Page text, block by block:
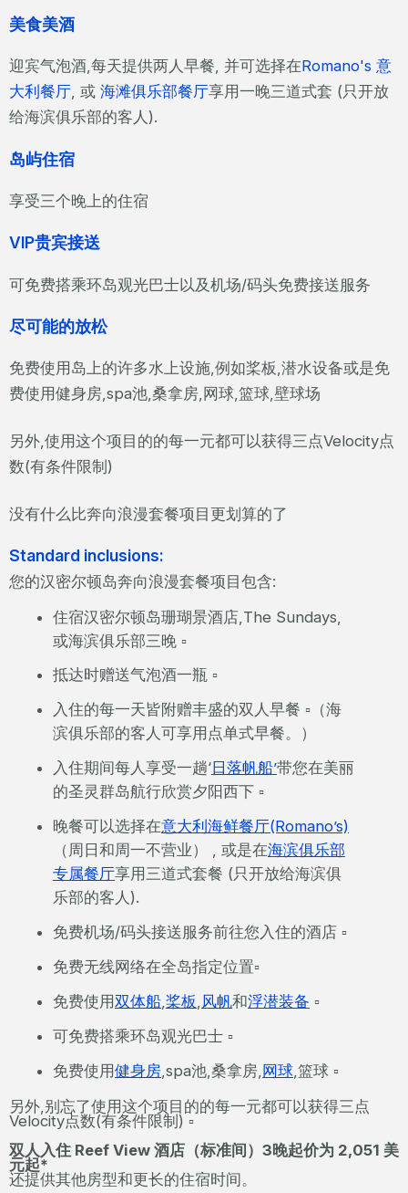
美食美酒
迎宾气泡酒,每天提供两人早餐, 并可选择在Romano's 意
大利餐厅, 或 海滩俱乐部餐厅享用一晚三道式套 (只开放
给海滨俱乐部的客人).
岛屿住宿
享受三个晚上的住宿
VIP贵宾接送
可免费搭乘环岛观光巴士以及机场/码头免费接送服务
尽可能的放松
免费使用岛上的许多水上设施,例如桨板,潜水设备或是免
费使用健身房,spa池,桑拿房,网球,篮球,壁球场
另外,使用这个项目的的每一元都可以获得三点Velocity点
数(有条件限制)
没有什么比奔向浪漫套餐项目更划算的了
Standard inclusions:
您的汉密尔顿岛奔向浪漫套餐项目包含:
住宿汉密尔顿岛珊瑚景酒店,The Sundays,
或海滨俱乐部三晚 ▫
抵达时赠送气泡酒一瓶 ▫
入住的每一天皆附赠丰盛的双人早餐 ▫（海
滨俱乐部的客人可享用点单式早餐。）
入住期间每人享受一趟‘日落帆船’带您在美丽
的圣灵群岛航行欣赏夕阳西下 ▫
晚餐可以选择在意大利海鲜餐厅(Romano’s)
（周日和周一不营业） , 或是在海滨俱乐部
专属餐厅享用三道式套餐 (只开放给海滨俱
乐部的客人).
免费机场/码头接送服务前往您入住的酒店 ▫
免费无线网络在全岛指定位置▫
免费使用双体船,桨板,风帆和浮潜装备 ▫
可免费搭乘环岛观光巴士 ▫
免费使用健身房,spa池,桑拿房,网球,篮球 ▫
另外,别忘了使用这个项目的的每一元都可以获得三点
Velocity点数(有条件限制) ▫
双人入住 Reef View 酒店（标准间）3晚起价为 2,051 美
元起*
还提供其他房型和更长的住宿时间。